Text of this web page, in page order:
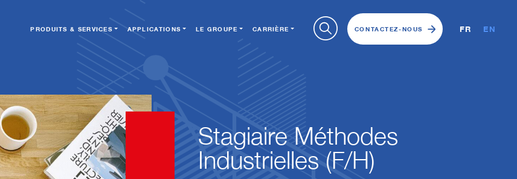
PRODUITS & SERVICES APPLICATIONS LE GROUPE CARRIÈRE CONTACTEZ-NOUS FR EN
Stagiaire Méthodes
Industrielles (F/H)